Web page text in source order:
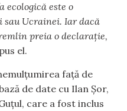
ecologică este o
Ucrainei. Iar dacă
preia o declarație,
el.
față de
de date cu Ilan Șor,
care a fost inclus